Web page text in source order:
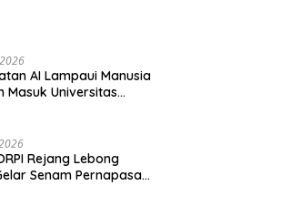
AI Lampaui Manusia
Masuk Universitas
Rejang Lebong
Senam Pernapasan